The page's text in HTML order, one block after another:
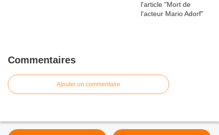
Commentaires
Ajouter un commentaire